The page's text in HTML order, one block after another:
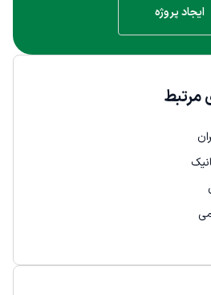
ایجاد پروژه
مرتبط